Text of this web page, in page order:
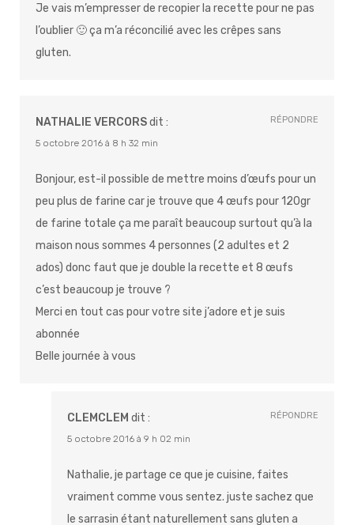
Je vais m’empresser de recopier la recette pour ne pas
l’oublier 🙂 ça m’a réconcilié avec les crêpes sans
gluten.
NATHALIE VERCORSdit :
5 octobre 2016 à 8 h 32 min
Bonjour, est-il possible de mettre moins d’œufs pour un
peu plus de farine car je trouve que 4 œufs pour 120gr
de farine totale ça me paraît beaucoup surtout qu’à la
maison nous sommes 4 personnes (2 adultes et 2
ados) donc faut que je double la recette et 8 œufs
c’est beaucoup je trouve ?
Merci en tout cas pour votre site j’adore et je suis
abonnée
Belle journée à vous
RÉPONDRE
CLEMCLEM dit :
5 octobre 2016 à 9 h 02 min
Nathalie, je partage ce que je cuisine, faites
vraiment comme vous sentez. juste sachez que
le sarrasin étant naturellement sans gluten a
RÉPONDRE